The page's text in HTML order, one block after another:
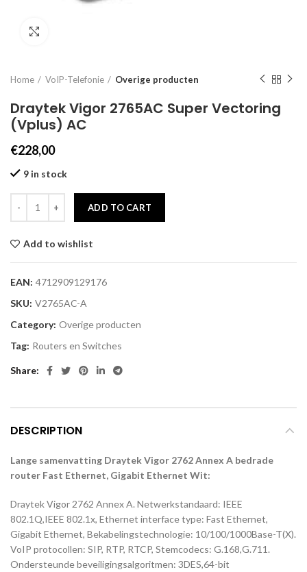
Home VoIP-Telefonie Overige producten
Draytek Vigor 2765AC Super Vectoring
(Vplus) AC
€228,00
9 in stock
ADD TO CART
Add to wishlist
EAN: 4712909129176
SKU: V2765AC-A
Category: Overige producten
Tag: Routers en Switches
Share
DESCRIPTION
Lange samenvatting Draytek Vigor 2762 Annex A bedrade
router Fast Ethernet, Gigabit Ethernet Wit:
Draytek Vigor 2762 Annex A. Netwerkstandaard: IEEE
802.1Q,IEEE 802.1x, Ethernet interface type: Fast Ethernet,
Gigabit Ethernet, Bekabelingstechnologie: 10/100/1000Base-T(X).
VoIP protocollen: SIP, RTP, RTCP, Stemcodecs: G.168,G.711.
Ondersteunde beveiligingsalgoritmen: 3DES,64-bit